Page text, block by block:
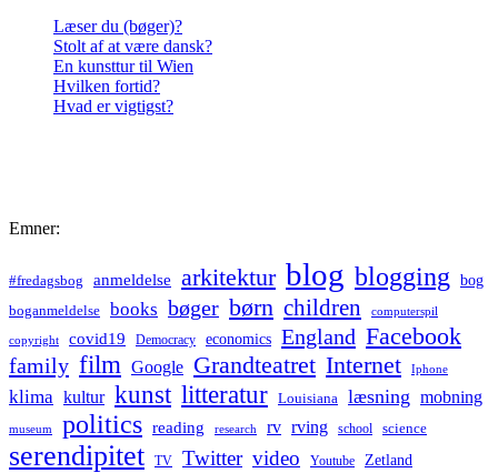
Læser du (bøger)?
Stolt af at være dansk?
En kunsttur til Wien
Hvilken fortid?
Hvad er vigtigst?
Emner:
#fredagsbog anmeldelse arkitektur blog blogging bog
boganmeldelse books bøger børn children computerspil
copyright covid19 Democracy economics England Facebook
family film Google Grandteatret Internet Iphone
klima kultur kunst litteratur Louisiana læsning mobning
museum politics reading research rv rving school science
serendipitet TV Twitter video Youtube Zetland